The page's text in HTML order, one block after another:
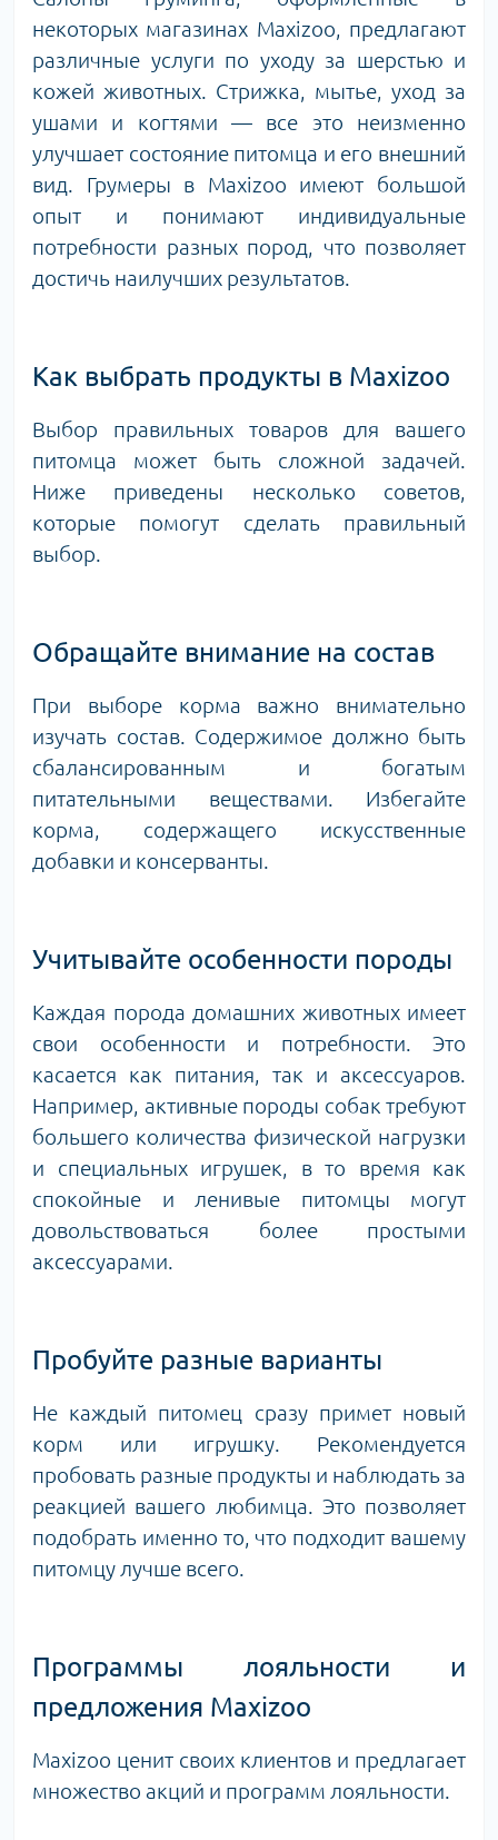
некоторых магазинах Maxizoo, предлагают
различные услуги по уходу за шерстью и
кожей животных. Стрижка, мытье, уход за
ушами и когтями — все это неизменно
улучшает состояние питомца и его внешний
вид. Грумеры в Maxizoo имеют большой
опыт и понимают индивидуальные
потребности разных пород, что позволяет
достичь наилучших результатов.
Как выбрать продукты в Maxizoo
Выбор правильных товаров для вашего
питомца может быть сложной задачей.
Ниже приведены несколько советов,
которые помогут сделать правильный
выбор.
Обращайте внимание на состав
При выборе корма важно внимательно
изучать состав. Содержимое должно быть
сбалансированным и богатым
питательными веществами. Избегайте
корма, содержащего искусственные
добавки и консерванты.
Учитывайте особенности породы
Каждая порода домашних животных имеет
свои особенности и потребности. Это
касается как питания, так и аксессуаров.
Например, активные породы собак требуют
большего количества физической нагрузки
и специальных игрушек, в то время как
спокойные и ленивые питомцы могут
довольствоваться более простыми
аксессуарами.
Пробуйте разные варианты
Не каждый питомец сразу примет новый
корм или игрушку. Рекомендуется
пробовать разные продукты и наблюдать за
реакцией вашего любимца. Это позволяет
подобрать именно то, что подходит вашему
питомцу лучше всего.
Программы лояльности и
предложения Maxizoo
Maxizoo ценит своих клиентов и предлагает
множество акций и программ лояльности.